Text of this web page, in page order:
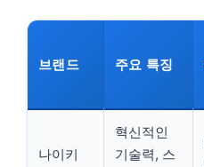
브랜드 주요 특징
나이키
혁신적인
기술력, 스